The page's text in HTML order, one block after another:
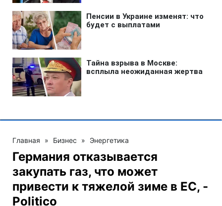
Главная » Бизнес » Энергетика
Германия отказывается
закупать газ, что может
привести к тяжелой зиме в ЕС, -
Politico